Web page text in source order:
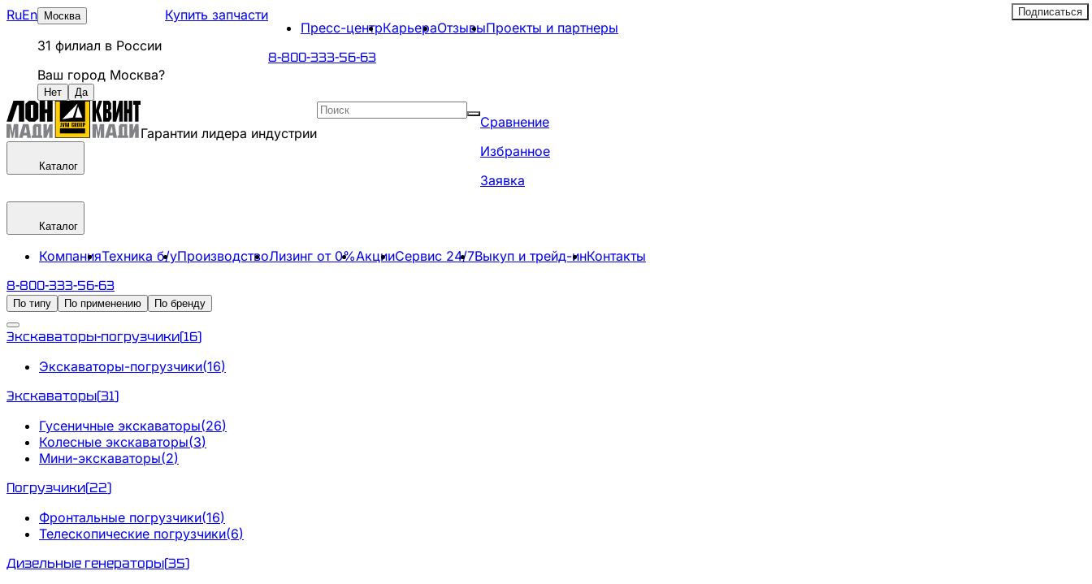
RuEn Москва
31 филиал в России
Ваш город Москва?
Нет Да
Купить запчасти
Пресс-центрКарьераОтзывыПроекты и партнеры
8-800-333-56-63
Гарантии лидера индустрии
Каталог
Сравнение
Избранное
Заявка
Каталог
КомпанияТехника б/уПроизводствоЛизинг от 0%АкцииСервис 24/7Выкуп и трейд-инКонтакты
8-800-333-56-63
По типу По применению По бренду
Экскаваторы-погрузчики(16)
Экскаваторы-погрузчики(16)
Экскаваторы(31)
Гусеничные экскаваторы(26)
Колесные экскаваторы(3)
Мини-экскаваторы(2)
Погрузчики(22)
Фронтальные погрузчики(16)
Телескопические погрузчики(6)
Дизельные генераторы(35)
Подписаться